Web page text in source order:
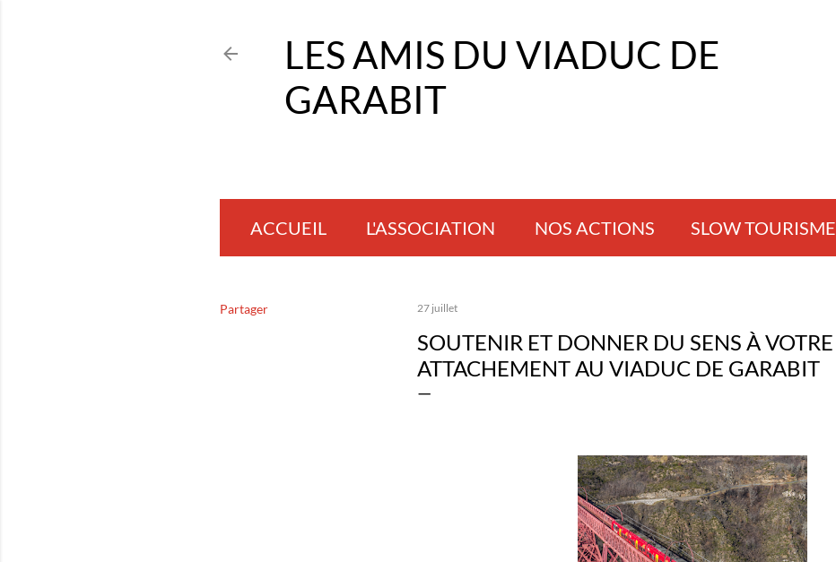
LES AMIS DU VIADUC DE
GARABIT
ACCUEIL L'ASSOCIATION NOS ACTIONS SLOW TOURISME
Partager 27 juillet
SOUTENIR ET DONNER DU SENS À VOTRE
ATTACHEMENT AU VIADUC DE GARABIT